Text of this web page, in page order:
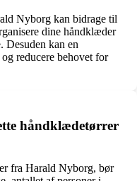
Nyborg kan bidrage til
dine håndklæder
Desuden kan en
reducere behovet for
håndklædetørrer
fra Harald Nyborg, bør